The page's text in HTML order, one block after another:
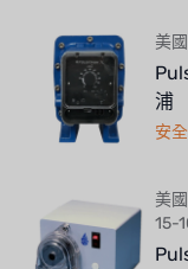
美
浦
安
美
15-